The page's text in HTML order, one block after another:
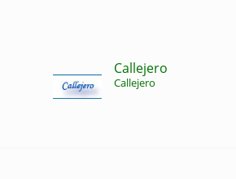
Callejero
Callejero